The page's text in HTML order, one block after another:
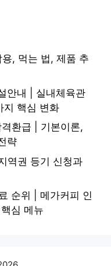
, 먹는 법, 제품 추
안내 | 실내체육관
지 핵심 변화
환급 | 기본이론,
략
역권 등기 신청과
순위 | 메가커피 인
심 메뉴